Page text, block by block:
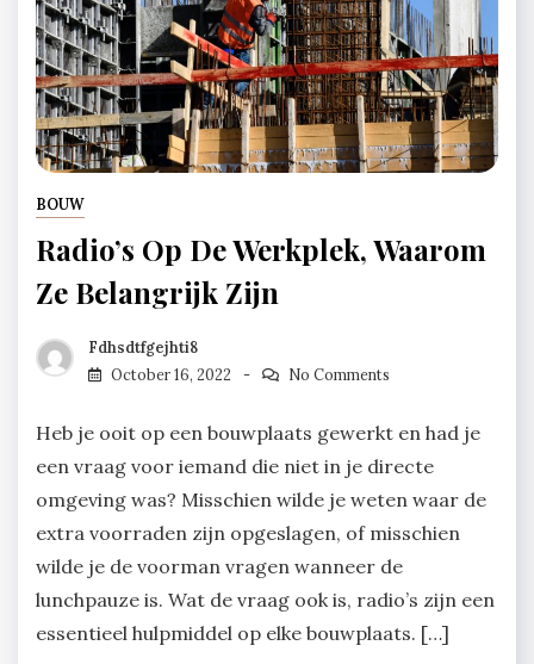
BOUW
Radio’s Op De Werkplek, Waarom
Ze Belangrijk Zijn
Fdhsdtfgejhti8
October 16, 2022
No Comments
Heb je ooit op een bouwplaats gewerkt en had je
een vraag voor iemand die niet in je directe
omgeving was? Misschien wilde je weten waar de
extra voorraden zijn opgeslagen, of misschien
wilde je de voorman vragen wanneer de
lunchpauze is. Wat de vraag ook is, radio’s zijn een
essentieel hulpmiddel op elke bouwplaats. […]